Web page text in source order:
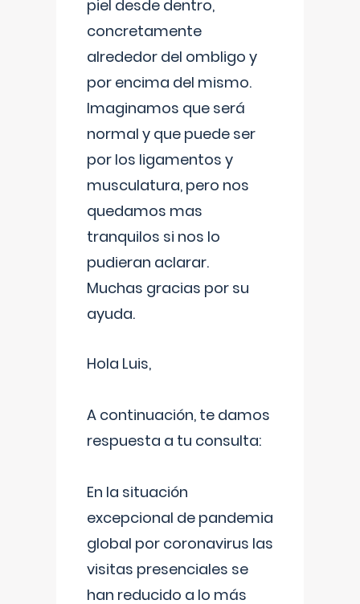
piel desde dentro,
concretamente
alrededor del ombligo y
por encima del mismo.
Imaginamos que será
normal y que puede ser
por los ligamentos y
musculatura, pero nos
quedamos mas
tranquilos si nos lo
pudieran aclarar.
Muchas gracias por su
ayuda.
Hola Luis,
A continuación, te damos
respuesta a tu consulta:
En la situación
excepcional de pandemia
global por coronavirus las
visitas presenciales se
han reducido a lo más